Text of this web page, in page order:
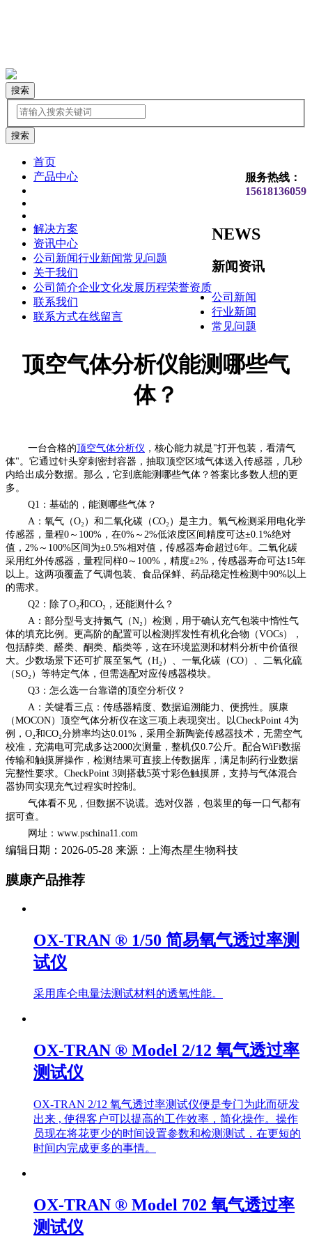
搜索
服务热线：
15618136059
首页
产品中心
解决方案
资讯中心
公司新闻行业新闻常见问题
关于我们
公司简介企业文化发展历程荣誉资质
联系我们
联系方式在线留言
NEWS
新闻资讯
公司新闻
行业新闻
常见问题
顶空气体分析仪能测哪些气
体？
一台合格的顶空气体分析仪 ，核心能力就是"打开包装，看清气
体"。它通过针头穿刺密封容器，抽取顶空区域气体送入传感器，几秒
内给出成分数据。那么，它到底能测哪些气体？答案比多数人想的更
多。
Q1：基础的，能测哪些气体？
A：氧气（O₂）和二氧化碳（CO₂）是主力。氧气检测采用电化学
传感器，量程0～100%，在0%～2%低浓度区间精度可达±0.1%绝对
值，2%～100%区间为±0.5%相对值，传感器寿命超过6年。二氧化碳
采用红外传感器，量程同样0～100%，精度±2%，传感器寿命可达15年
以上。这两项覆盖了气调包装、食品保鲜、药品稳定性检测中90%以上
的需求。
Q2：除了O₂和CO₂，还能测什么？
A：部分型号支持氮气（N₂）检测，用于确认充气包装中惰性气
体的填充比例。更高阶的配置可以检测挥发性有机化合物（VOCs），
包括醇类、醛类、酮类、酯类等，这在环境监测和材料分析中价值很
大。少数场景下还可扩展至氢气（H₂）、一氧化碳（CO）、二氧化硫
（SO₂）等特定气体，但需选配对应传感器模块。
Q3：怎么选一台靠谱的顶空分析仪？
A：关键看三点：传感器精度、数据追溯能力、便携性。膜康
（MOCON）顶空气体分析仪在这三项上表现突出。以CheckPoint 4为
例，O₂和CO₂分辨率均达0.01%，采用全新陶瓷传感器技术，无需空气
校准，充满电可完成多达2000次测量，整机仅0.7公斤。配合WiFi数据
传输和触摸屏操作，检测结果可直接上传数据库，满足制药行业数据
完整性要求。CheckPoint 3则搭载5英寸彩色触摸屏，支持与气体混合
器协同实现充气过程实时控制。
气体看不见，但数据不说谎。选对仪器，包装里的每一口气都有
据可查。
网址：www.pschina11.com
编辑日期：2026-05-28 来源：上海杰星生物科技
膜康产品推荐
OX-TRAN ® 1/50 简易氧气透过率测
试仪
采用库仑电量法测试材料的透氧性能。
OX-TRAN ® Model 2/12 氧气透过率
测试仪
OX-TRAN 2/12 氧气透过率测试仪便是专门为此而研发
出来 , 使得客户可以提高的工作效率，简化操作。操作
员现在将花更少的时间设置参数和检测测试，在更短的
时间内完成更多的事情。
OX-TRAN ® Model 702 氧气透过率
测试仪